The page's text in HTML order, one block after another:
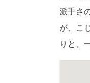
派手さ
が、こ
りと、